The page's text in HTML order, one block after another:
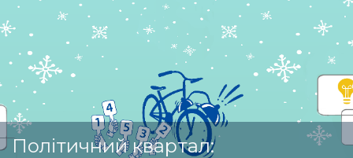
Політичний квартал: